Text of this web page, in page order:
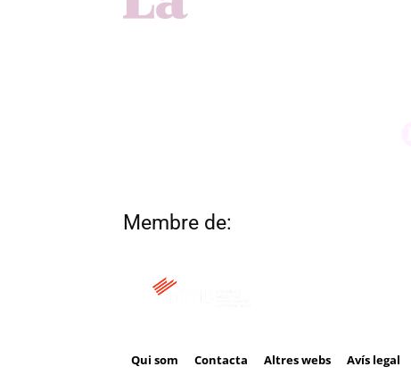
Membre de:
Qui som Contacta Altres webs Avís legal